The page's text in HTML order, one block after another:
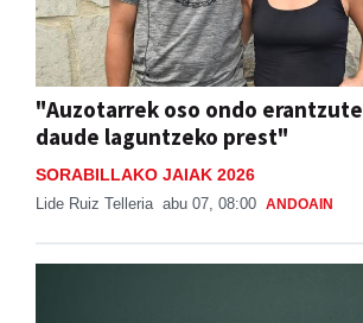
"Auzotarrek oso ondo
daude laguntzeko prest"
SORABILLAKO JAIAK 2026
Lide Ruiz Telleria abu 07, 08:00